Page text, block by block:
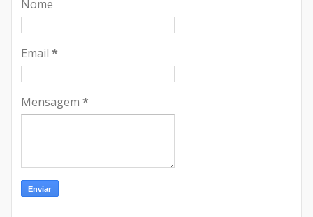
Nome
Email *
Mensagem *